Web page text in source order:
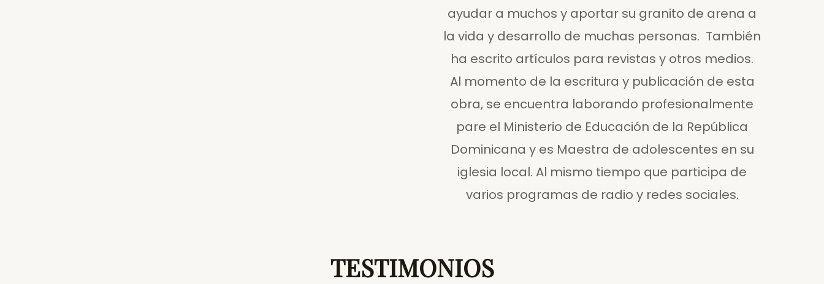
ayudar a muchos y aportar su granito de arena a
la vida y desarrollo de muchas personas. También
ha escrito artículos para revistas y otros medios.
Al momento de la escritura y publicación de esta
obra, se encuentra laborando profesionalmente
pare el Ministerio de Educación de la República
Dominicana y es Maestra de adolescentes en su
iglesia local. Al mismo tiempo que participa de
varios programas de radio y redes sociales.
TESTIMONIOS